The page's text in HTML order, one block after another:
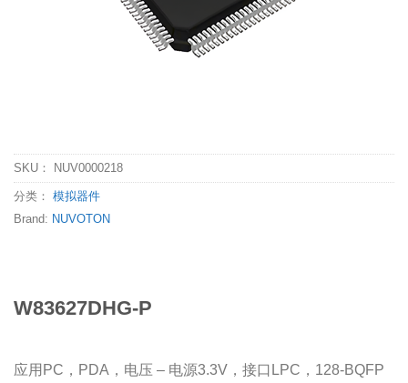
SKU： NUV0000218
分类： 模拟器件
Brand: NUVOTON
W83627DHG-P
应用PC，PDA，电压 – 电源3.3V，接口LPC，128-BQFP